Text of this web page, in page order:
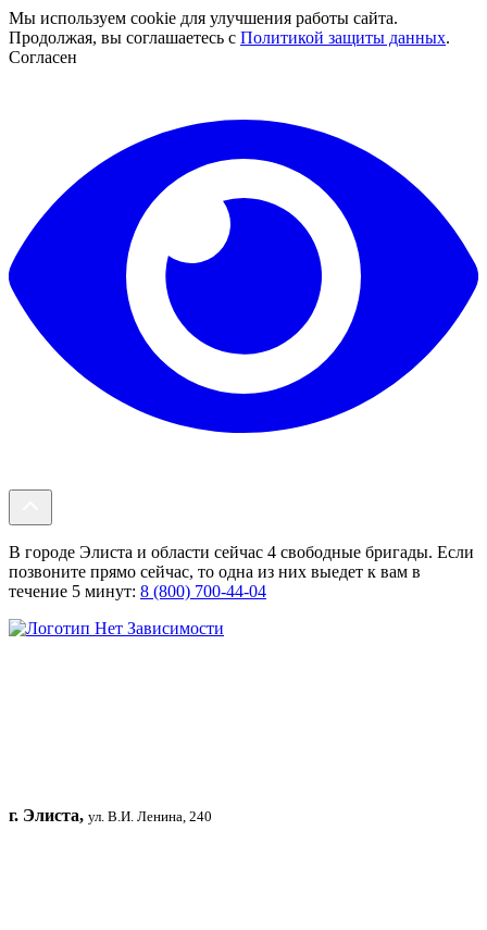
Мы используем cookie для улучшения работы сайта.
Продолжая, вы соглашаетесь с Политикой защиты данных.
Согласен
В городе Элиста и области сейчас 4 свободные бригады. Если
позвоните прямо сейчас, то одна из них выедет к вам в
течение 5 минут: 8 (800) 700-44-04
г. Элиста, ул. В.И. Ленина, 240